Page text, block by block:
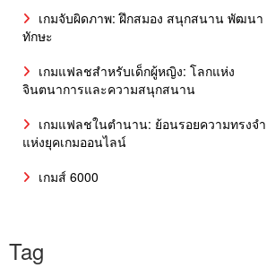
เกมจับผิดภาพ: ฝึกสมอง สนุกสนาน พัฒนา
ทักษะ
เกมแฟลชสำหรับเด็กผู้หญิง: โลกแห่ง
จินตนาการและความสนุกสนาน
เกมแฟลชในตำนาน: ย้อนรอยความทรงจำ
แห่งยุคเกมออนไลน์
เกมส์ 6000
Tag